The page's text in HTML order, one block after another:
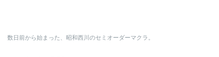
数日前から始まった、昭和西川のセミオーダーマクラ。